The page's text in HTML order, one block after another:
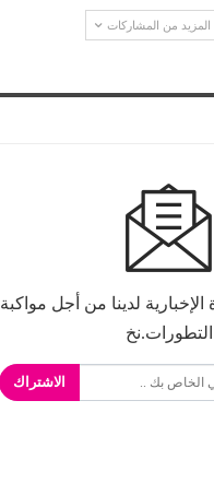
من المشاركات
لدينا من أجل مواكبة
التطورات.نخ
الاشتراك